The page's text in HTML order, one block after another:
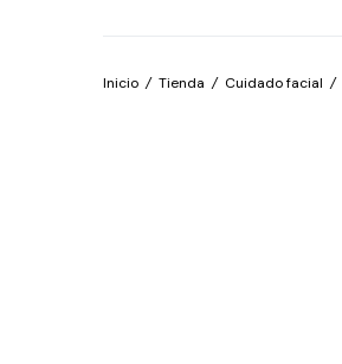
Inicio / Tienda / Cuidado facial /